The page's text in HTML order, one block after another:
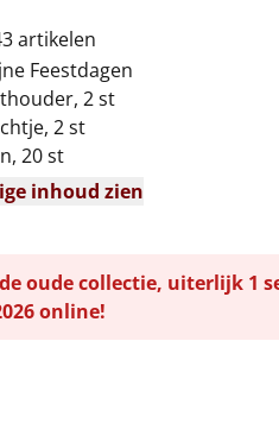
artikelen
Feestdagen
2 st
2 st
20 st
inhoud zien
oude collectie, uiterlijk 1
online!